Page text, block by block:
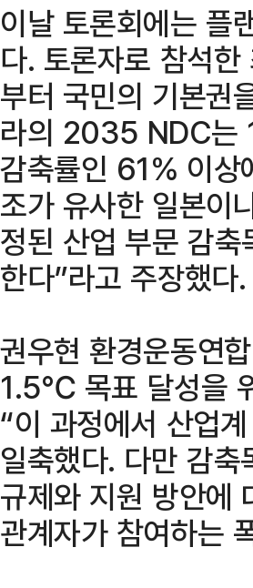
이날 토론회에는 플
다. 토론자로 참석
부터 국민의 기본권
라의 2035 NDC는
감축률인 61% 이상
조가 유사한 일본이
정된 산업 부문 감
한다”라고 주장했다.
권우현 환경운동연
1.5℃ 목표 달성을
“이 과정에서 산업
일축했다. 다만 감
규제와 지원 방안에
관계자가 참여하는